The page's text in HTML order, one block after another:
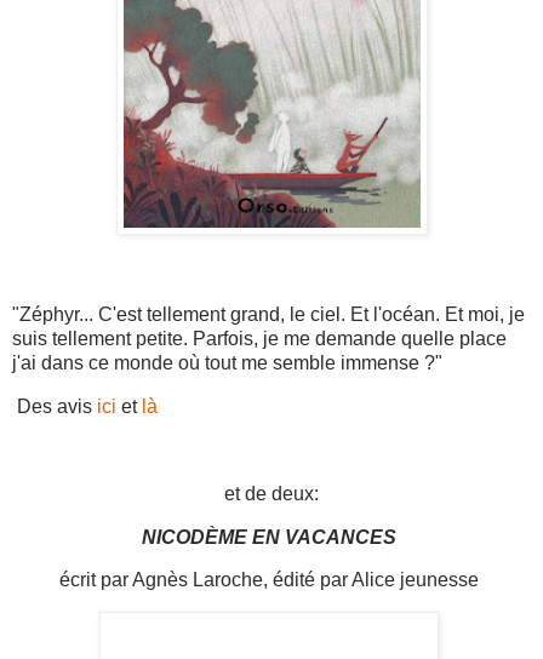
"Zéphyr... C'est tellement grand, le ciel. Et l'océan. Et moi, je
suis tellement petite. Parfois, je me demande quelle place
j'ai dans ce monde où tout me semble immense ?"
Des avis ici et là
et de deux:
NICODÈME EN VACANCES
écrit par Agnès Laroche, édité par Alice jeunesse